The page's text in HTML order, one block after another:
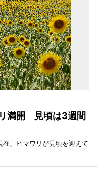
満開 見頃は3週間
、ヒマワリが見頃を迎えて